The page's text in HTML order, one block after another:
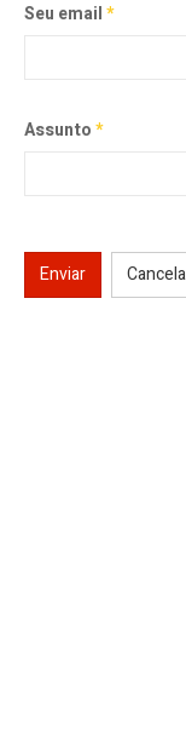
Seu email*
Assunto*
Enviar